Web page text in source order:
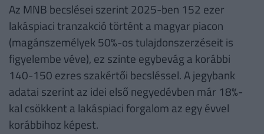
Az MNB becslései szerint 2025-ben 152 ezer
lakáspiaci tranzakció történt a magyar piacon
(magánszemélyek 50%-os tulajdonszerzéseit is
figyelembe véve), ez szinte egybevág a korábbi
140-150 ezres szakértői becsléssel. A jegybank
adatai szerint az idei első negyedévben már 18%-
kal csökkent a lakáspiaci forgalom az egy évvel
korábbihoz képest.